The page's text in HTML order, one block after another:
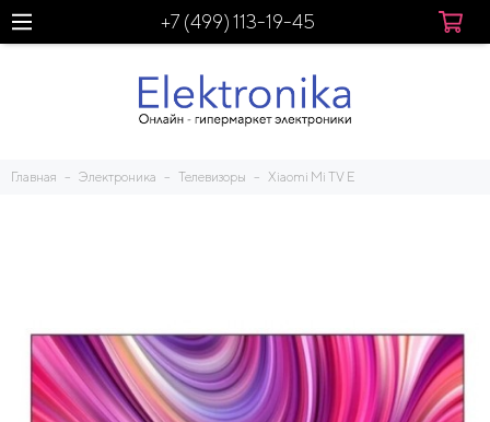
+7 (499) 113-19-45
Главная Электроника Телевизоры Xiaomi Mi TV E